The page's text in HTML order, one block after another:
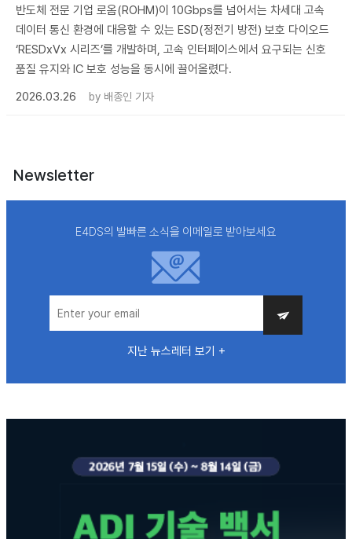
반도체 전문 기업 로옴(ROHM)이 10Gbps를 넘어서는 차세대 고속
데이터 통신 환경에 대응할 수 있는 ESD(정전기 방전) 보호 다이오드
‘RESDxVx 시리즈’를 개발하며, 고속 인터페이스에서 요구되는 신호
품질 유지와 IC 보호 성능을 동시에 끌어올렸다.
2026.03.26
by 배종인 기자
Newsletter
E4DS의 발빠른 소식을 이메일로 받아보세요
지난 뉴스레터 보기 +